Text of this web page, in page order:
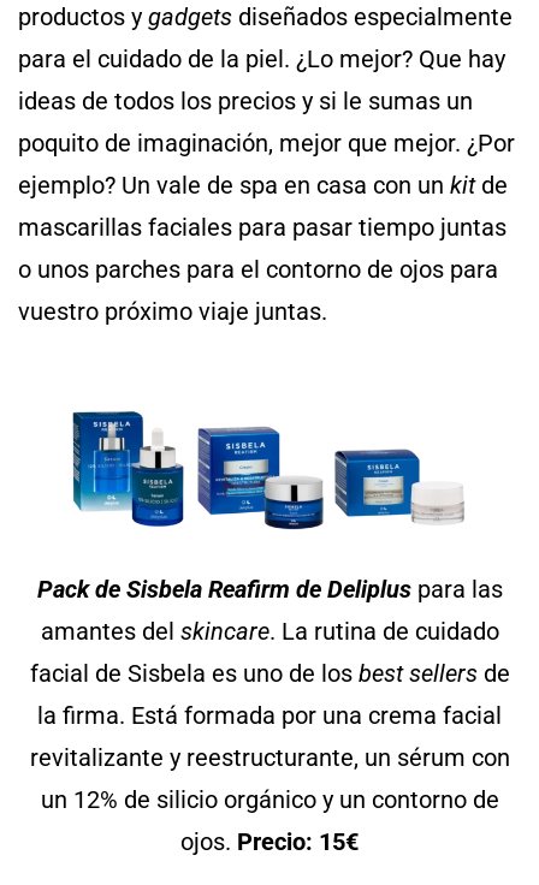
productos y gadgets diseñados especialmente
para el cuidado de la piel. ¿Lo mejor? Que hay
ideas de todos los precios y si le sumas un
poquito de imaginación, mejor que mejor. ¿Por
ejemplo? Un vale de spa en casa con un kitde
mascarillas faciales para pasar tiempo juntas
o unos parches para el contorno de ojos para
vuestro próximo viaje juntas.
Pack de Sisbela Reafirm de Delipluspara las
amantes del skincare. La rutina de cuidado
facial de Sisbela es uno de los best sellersde
la firma. Está formada por una crema facial
revitalizante y reestructurante, un sérum con
un 12% de silicio orgánico y un contorno de
ojos. Precio: 15€